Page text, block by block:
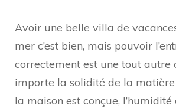
Avoir une belle villa de
mer c’est bien, mais pouvoir
correctement est une tout autre
importe la solidité de la
la maison est conçue, l’humidité